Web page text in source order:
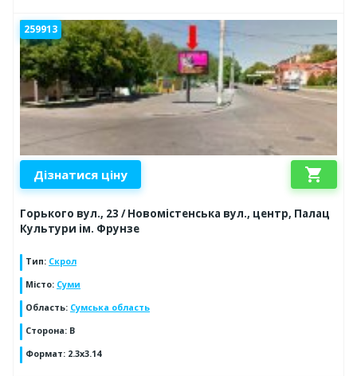
259913
Дізнатися ціну shopping_cart
Горького вул., 23 / Новомістенська вул., центр, Палац
Культури ім. Фрунзе
Тип: Скрол
Місто: Суми
Область: Сумська область
Сторона: B
Формат: 2.3x3.14